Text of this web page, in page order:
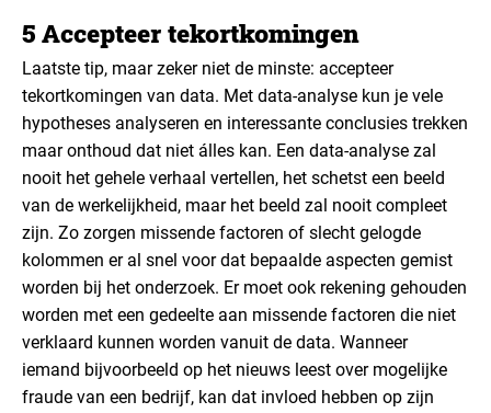
5 Accepteer tekortkomingen
Laatste tip, maar zeker niet de minste: accepteer
tekortkomingen van data. Met data-analyse kun je vele
hypotheses analyseren en interessante conclusies trekken
maar onthoud dat niet álles kan. Een data-analyse zal
nooit het gehele verhaal vertellen, het schetst een beeld
van de werkelijkheid, maar het beeld zal nooit compleet
zijn. Zo zorgen missende factoren of slecht gelogde
kolommen er al snel voor dat bepaalde aspecten gemist
worden bij het onderzoek. Er moet ook rekening gehouden
worden met een gedeelte aan missende factoren die niet
verklaard kunnen worden vanuit de data. Wanneer
iemand bijvoorbeeld op het nieuws leest over mogelijke
fraude van een bedrijf, kan dat invloed hebben op zijn